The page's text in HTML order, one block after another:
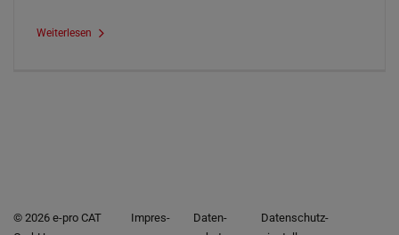
Weiterlesen
© 2026 e-pro CAT
Im­pres­
Daten­
Datenschutz­